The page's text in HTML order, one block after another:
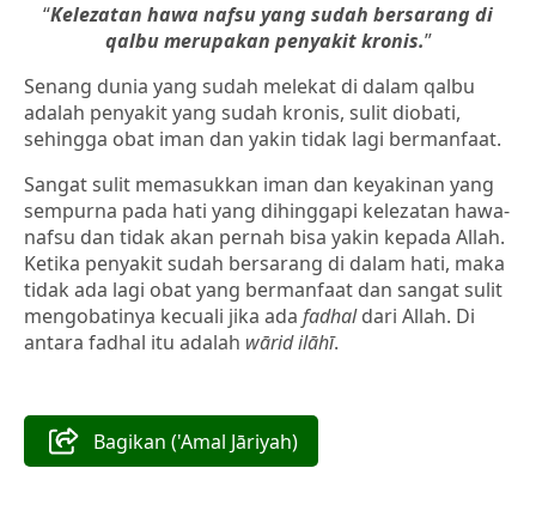
“Kelezatan hawa nafsu yang sudah bersarang di
qalbu merupakan penyakit kronis.”
Senang dunia yang sudah melekat di dalam qalbu
adalah penyakit yang sudah kronis, sulit diobati,
sehingga obat iman dan yakin tidak lagi bermanfaat.
Sangat sulit memasukkan iman dan keyakinan yang
sempurna pada hati yang dihinggapi kelezatan hawa-
nafsu dan tidak akan pernah bisa yakin kepada Allah.
Ketika penyakit sudah bersarang di dalam hati, maka
tidak ada lagi obat yang bermanfaat dan sangat sulit
mengobatinya kecuali jika ada fadhaldari Allah. Di
antara fadhal itu adalah wārid ilāhī.
Bagikan ('Amal Jāriyah)